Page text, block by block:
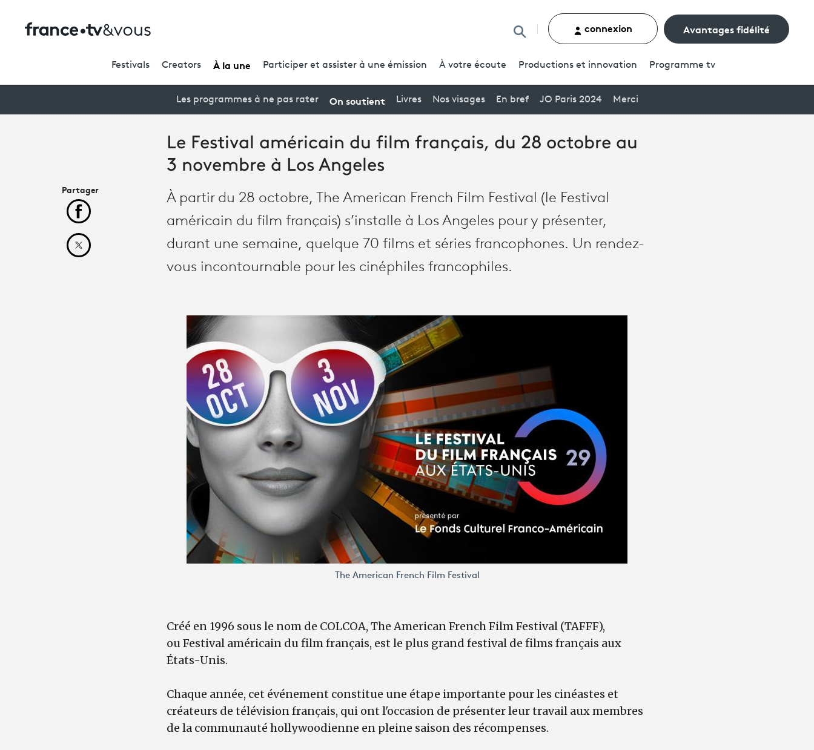
Rechercher un contenu
connexion Avantages fidélité
Festivals Creators À la une Participer et assister à une émission À votre écoute Productions et innovation Programme tv
Les programmes à ne pas rater On soutient Livres Nos visages En bref JO Paris 2024 Merci
Le Festival américain du film français, du 28 octobre au
3 novembre à Los Angeles
À partir du 28 octobre, The American French Film Festival (le Festival
américain du film français) s’installe à Los Angeles pour y présenter,
durant une semaine, quelque 70 films et séries francophones. Un rendez-
vous incontournable pour les cinéphiles francophiles.
The American French Film Festival
Créé en 1996 sous le nom de COLCOA, The American French Film Festival (TAFFF),
ou Festival américain du film français, est le plus grand festival de films français aux
États-Unis.
Chaque année, cet événement constitue une étape importante pour les cinéastes et
créateurs de télévision français, qui ont l'occasion de présenter leur travail aux membres
de la communauté hollywoodienne en pleine saison des récompenses.
Partager
Partager cet article sur Facebook
Partager cet article sur X